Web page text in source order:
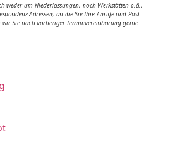
weder um Niederlassungen, noch Werkstätten o.ä.,
Adressen, an die Sie Ihre Anrufe und Post
Sie nach vorheriger Terminvereinbarung gerne